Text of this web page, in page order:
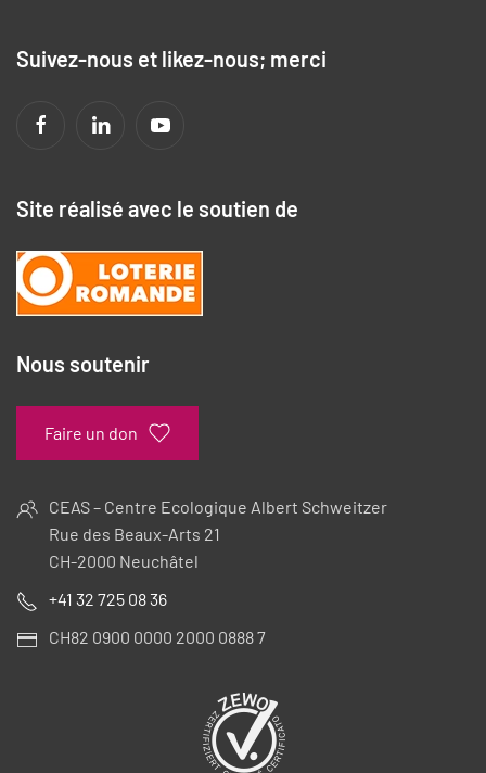
Suivez-nous et likez-nous; merci
Site réalisé avec le soutien de
Nous soutenir
Faire un don
CEAS – Centre Ecologique Albert Schweitzer
Rue des Beaux-Arts 21
CH-2000 Neuchâtel
+41 32 725 08 36
CH82 0900 0000 2000 0888 7